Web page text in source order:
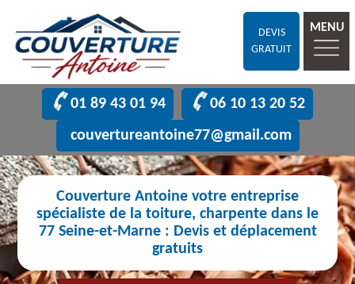
DEVIS
GRATUIT
MENU
01 89 43 01 94
06 10 13 20 52
couvertureantoine77@gmail.com
Couverture Antoine votre entreprise
spécialiste de la toiture, charpente dans le
77 Seine-et-Marne : Devis et déplacement
gratuits